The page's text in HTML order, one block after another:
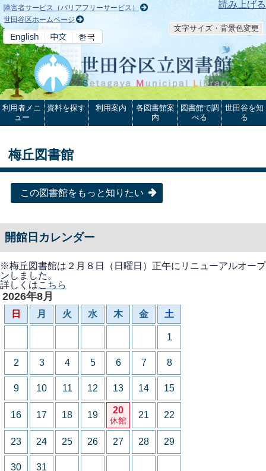
本文へ 読み上げる
障害者サービス（バリアフリーサービス）
世田谷区ホームページ
文字サイズ・背景色変更
利用者メニ
ュー
資料を探す 利用案内
各図書館案
内
図書館で調
べる
世田谷を知
る
梅丘図書館
この図書館をもっと知りたい
開館日カレンダー
※梅丘図書館は２月８日（日曜日）正午にリニューアルオープ
ンしました。
詳しくはこちら
2026年8月
日 月 火 水 木 金 土
1
2 3 4 5 6 7 8
9 10 11 12 13 14 15
16 17 18 19 20
休館
21 22
23 24 25 26 27 28 29
30 31